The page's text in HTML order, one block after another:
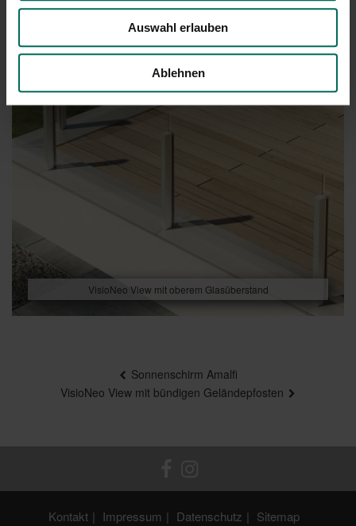
Auswahl erlauben
Ablehnen
VisioNeo View mit oberem Glasüberstand
Sonnenschirm Amalfi
VisioNeo View mit bündigen Geländepfosten
Kontakt Impressum Datenschutz Sitemap